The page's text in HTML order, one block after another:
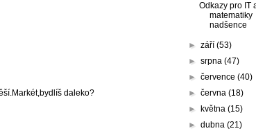
daleko?
Odkazy pro IT
matematiky
nadšence
►září(53)
►srpna(47)
►července(40)
►června(18)
► května(15)
►dubna(21)